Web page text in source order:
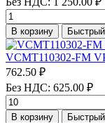
В корзину
VCMT110302-FM
762.50 ₽
Без НДС: 625.00 ₽
В корзину